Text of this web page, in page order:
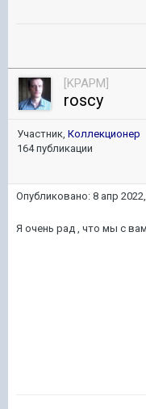
[KPAPM]
roscy
Участник, Коллекционер
164 публикации
Опубликовано: 8 апр
Я очень рад , что мы с